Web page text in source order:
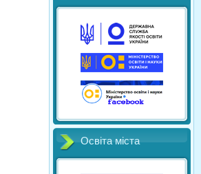
Освіта міста